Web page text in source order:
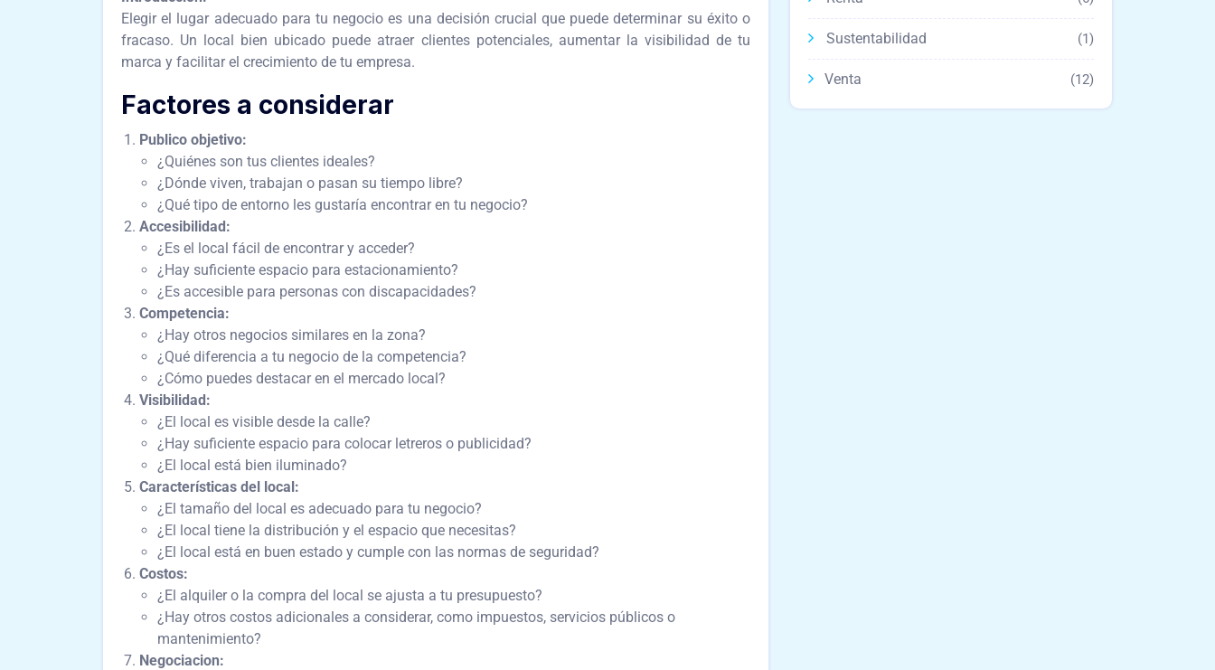
Elegir el lugar adecuado para tu negocio es una decisión crucial que puede determinar su éxito o
fracaso. Un local bien ubicado puede atraer clientes potenciales, aumentar la visibilidad de tu
marca y facilitar el crecimiento de tu empresa.
Factores a considerar
Publico objetivo:
¿Quiénes son tus clientes ideales?
¿Dónde viven, trabajan o pasan su tiempo libre?
¿Qué tipo de entorno les gustaría encontrar en tu negocio?
Accesibilidad:
¿Es el local fácil de encontrar y acceder?
¿Hay suficiente espacio para estacionamiento?
¿Es accesible para personas con discapacidades?
Competencia:
¿Hay otros negocios similares en la zona?
¿Qué diferencia a tu negocio de la competencia?
¿Cómo puedes destacar en el mercado local?
Visibilidad:
¿El local es visible desde la calle?
¿Hay suficiente espacio para colocar letreros o publicidad?
¿El local está bien iluminado?
Características del local:
¿El tamaño del local es adecuado para tu negocio?
¿El local tiene la distribución y el espacio que necesitas?
¿El local está en buen estado y cumple con las normas de seguridad?
Costos:
¿El alquiler o la compra del local se ajusta a tu presupuesto?
¿Hay otros costos adicionales a considerar, como impuestos, servicios públicos o
mantenimiento?
Negociacion:
Sustentabilidad (1)
Venta (12)